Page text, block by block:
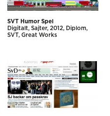
SVT Humor Spel
Digitalt Sajter 2012
Diplom
SVT Great Works